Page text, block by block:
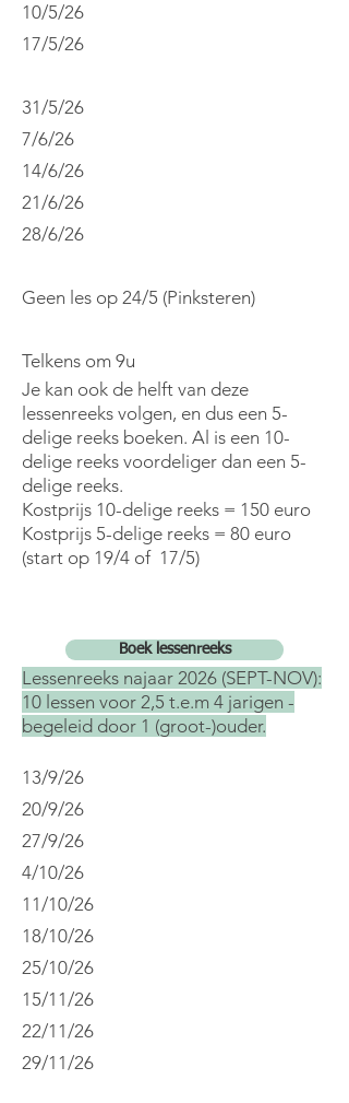
10/5/26
17/5/26
31/5/26
7/6/26
14/6/26
21/6/26
28/6/26
Geen les op 24/5 (Pinksteren)
​Telkens om 9u
Je kan ook de helft van deze
lessenreeks volgen, en dus een 5-
delige reeks boeken. Al is een 10-
delige reeks voordeliger dan een 5-
delige reeks.
Kostprijs 10-delige reeks = 150 euro
Kostprijs 5-delige reeks = 80 euro
(start op 19/4 of 17/5)
Lessenreeks najaar 2026 (SEPT-NOV):
10 lessen voor 2,5 t.e.m 4 jarigen -
begeleid door 1 (groot-)ouder.
13/9/26
20/9/26
27/9/26
4/10/26
11/10/26
18/10/26
25/10/26
15/11/26
22/11/26
29/11/26
Boek lessenreeks